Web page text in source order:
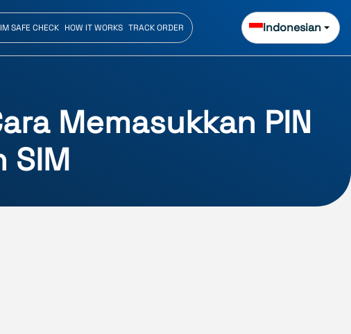
SAFE CHECK HOW IT WORKS TRACK ORDER Indonesian
Memasukkan PIN
SIM